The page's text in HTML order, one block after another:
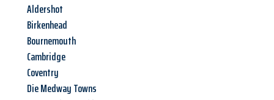
Aldershot
Birkenhead
Bournemouth
Cambridge
Coventry
Die Medway Towns